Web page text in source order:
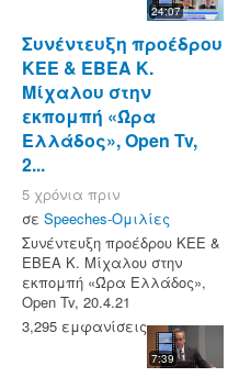
24:07
Συνέντευξη προέδρου
ΚΕΕ & ΕΒΕΑ Κ.
Μίχαλου στην
εκπομπή «Ώρα
Ελλάδος», Open Tv,
2...
5 χρόνια πριν
σε Speeches-Ομιλίες
Συνέντευξη προέδρου ΚΕΕ &
ΕΒΕΑ Κ. Μίχαλου στην
εκπομπή «Ώρα Ελλάδος»,
Open Tv, 20.4.21
3,295 εμφανίσεις
7:39